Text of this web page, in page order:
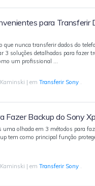
de até 18 tipos de
para o computador. E
facilmente.
todas as mídias de
para Transferir
que nunca transferir dados do
3 soluções detalhadas para fazer
um profissional …
|emTransferir Sony
Fazer Backup do Sony
uma olhada em 3 métodos para
tem como principal função
|emTransferir Sony .